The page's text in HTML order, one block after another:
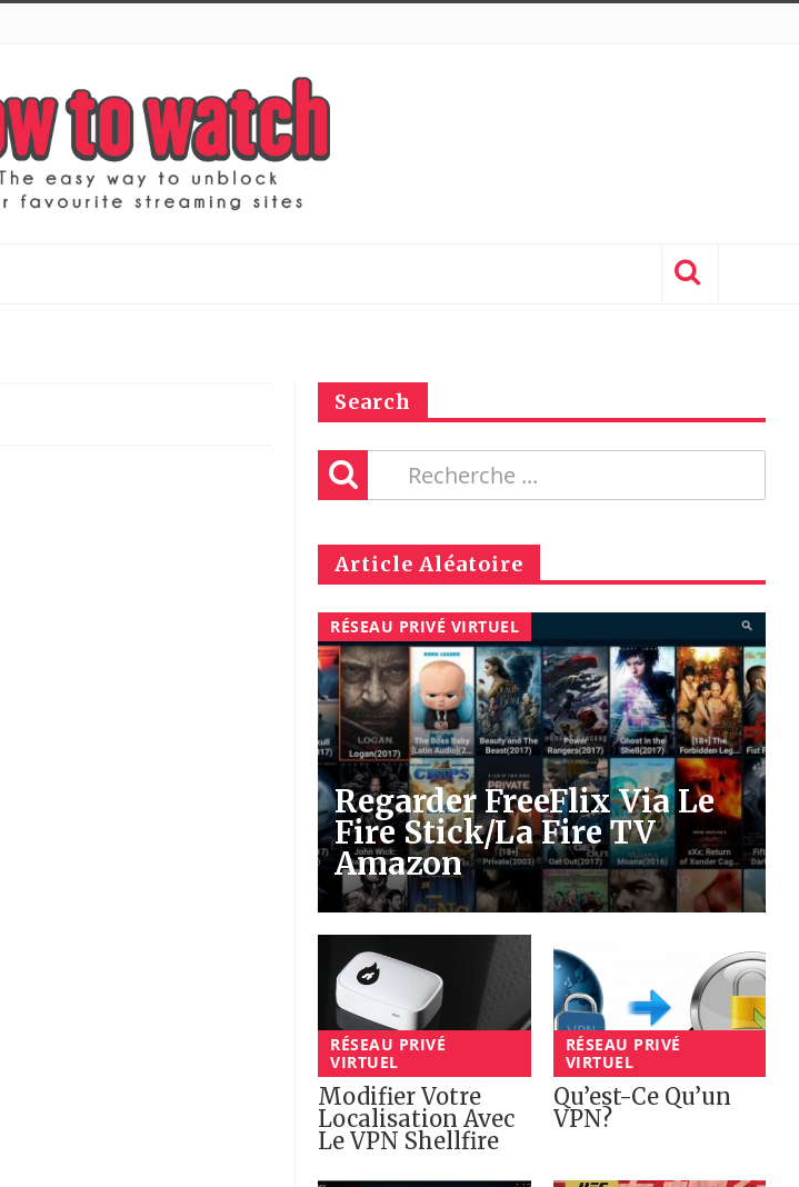
Search
Article Aléatoire
RÉSEAU PRIVÉ VIRTUEL
Regarder FreeFlix Via Le
Fire Stick/la Fire TV
Amazon
RÉSEAU PRIVÉ
VIRTUEL
Modifier Votre
Localisation Avec
Le VPN Shellfire
RÉSEAU PRIVÉ
VIRTUEL
Qu’est-Ce Qu’un
VPN?